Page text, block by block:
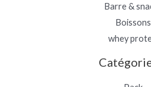
Barre &
Boissons
whey